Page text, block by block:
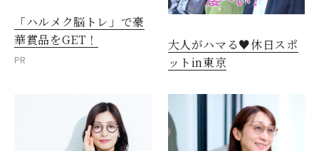
「ハルメク脳トレ」で豪
華賞品をGET！
PR
大人がハマる♥休日スポ
ットin東京